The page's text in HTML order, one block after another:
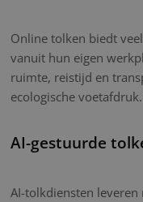
Online tolken biedt
vanuit hun eigen
ruimte, reistijd en
ecologische
AI-gestuurde
AI-tolkdiensten